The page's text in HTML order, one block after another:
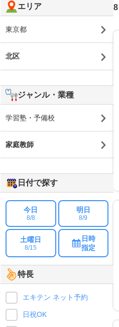
8
エリア
東京都
北区
ジャンル・業種
学習塾・予備校
家庭教師
日付で探す
今日
8/8
明日
8/9
土曜日
8/15
日時
指定
特長
エキテン ネット予約
日祝OK